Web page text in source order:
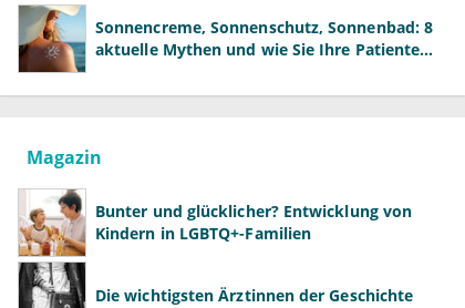
Sonnencreme, Sonnenschutz, Sonnenbad: 8
aktuelle Mythen und wie Sie Ihre Patienten
Magazin
Bunter und glücklicher? Entwicklung von
Kindern in LGBTQ+-Familien
Die wichtigsten Ärztinnen der Geschichte